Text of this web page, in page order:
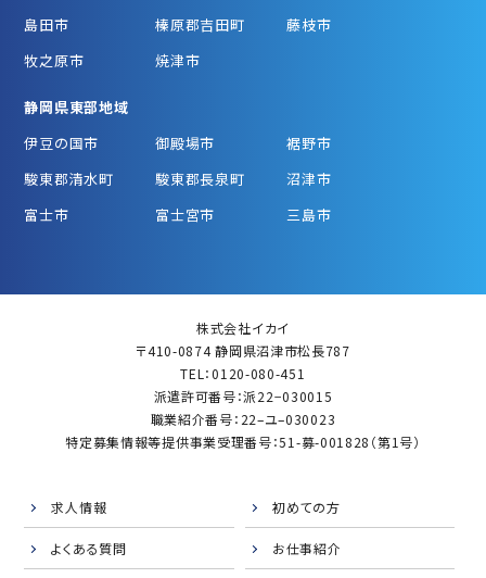
島田市
榛原郡吉田町
藤枝市
牧之原市
焼津市
静岡県東部地域
伊豆の国市
御殿場市
裾野市
駿東郡清水町
駿東郡長泉町
沼津市
富士市
富士宮市 三島市
株式会社イカイ
〒410-0874 静岡県沼津市松長787
TEL：0120-080-451
派遣許可番号：派22−030015
職業紹介番号：22–ユ–030023
特定募集情報等提供事業受理番号：51-募-001828（第1号）
求人情報 初めての方
よくある質問 お仕事紹介